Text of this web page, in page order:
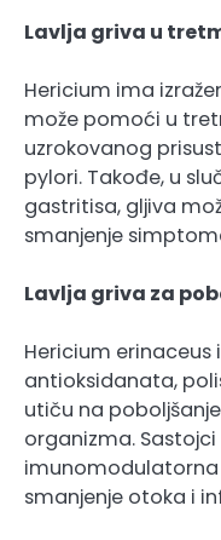
Lavlja griva u
Hericium ima
može pomoći u
uzrokovanog
pylori. Takođe, u
gastritisa, gljiva
smanjenje
Lavlja griva za
Hericium erinaceus
antioksidanata,
utiču na
organizma.
smanjenje otoka i